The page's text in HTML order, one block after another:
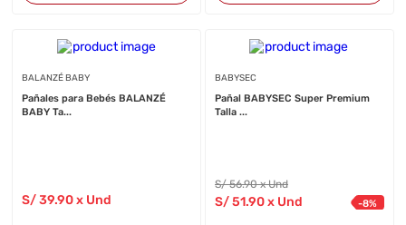
BALANZÉ BABY
Pañales para Bebés BALANZÉ
BABY Ta...
S/39.90 x Und
BABYSEC
Pañal BABYSEC Super Premium
Talla ...
S/56.90 x Und
S/51.90x Und -8%